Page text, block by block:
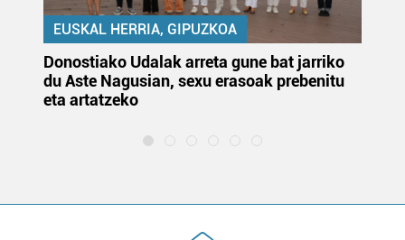
EUSKAL HERRIA, GIPUZKOA
Donostiako Udalak arreta gune bat jarriko
du Aste Nagusian, sexu erasoak prebenitu
eta artatzeko